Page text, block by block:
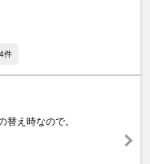
件
替え時なので。